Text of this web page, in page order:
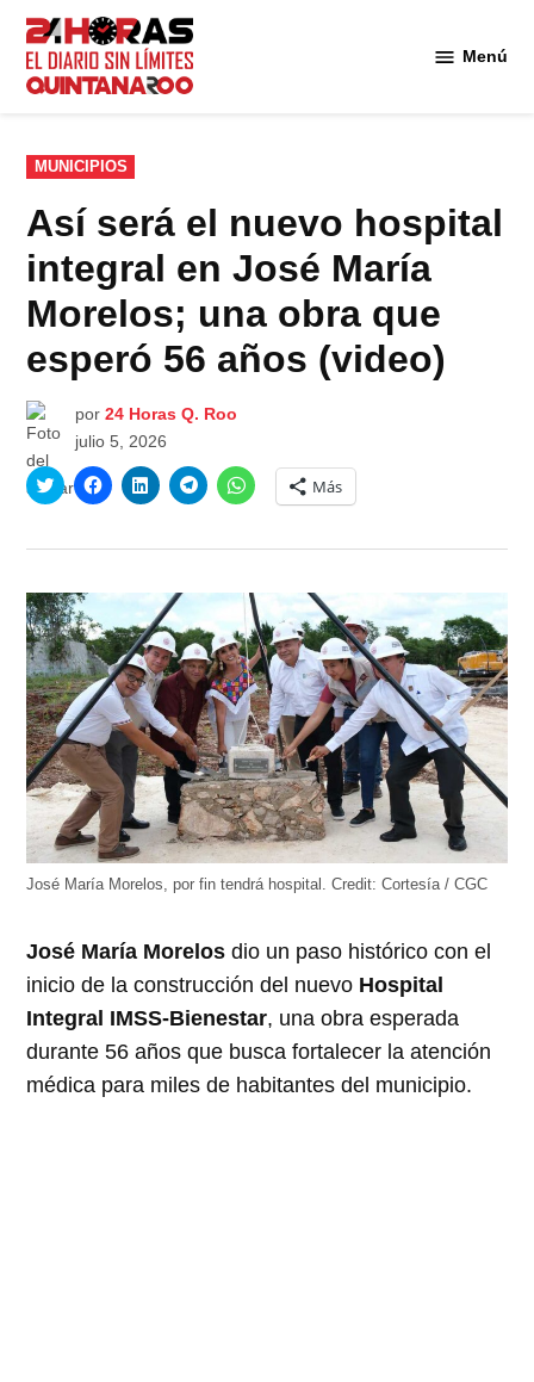
Saltar
contenido
Menú
PUBLICADO
EN
MUNICIPIOS
Así será el nuevo hospital
integral en José María
Morelos; una obra que
esperó 56 años (video)
por 24 Horas Q. Roo
julio 5, 2026
Haz
clic
en
abre
en
una
ventana
nueva)
Haz
clic
en
abre
en
una
ventana
nueva)
Haz
clic
en
abre
en
una
ventana
nueva)
Haz
clic
en
abre
en
una
ventana
nueva)
Haz
clic
para
en
abre
en
una
ventana
nueva)
Más
José María Morelos, por fin tendrá hospital.Credit: Cortesía / CGC
José María Morelos dio un paso histórico con el
inicio de la construcción del nuevo Hospital
Integral IMSS-Bienestar, una obra esperada
durante 56 años que busca fortalecer la atención
médica para miles de habitantes del municipio.